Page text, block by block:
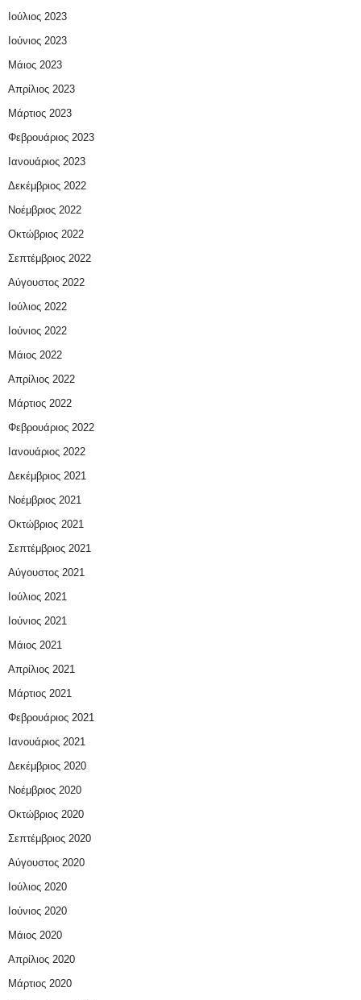
Ιούλιος 2023
Ιούνιος 2023
Μάιος 2023
Απρίλιος 2023
Μάρτιος 2023
Φεβρουάριος 2023
Ιανουάριος 2023
Δεκέμβριος 2022
Νοέμβριος 2022
Οκτώβριος 2022
Σεπτέμβριος 2022
Αύγουστος 2022
Ιούλιος 2022
Ιούνιος 2022
Μάιος 2022
Απρίλιος 2022
Μάρτιος 2022
Φεβρουάριος 2022
Ιανουάριος 2022
Δεκέμβριος 2021
Νοέμβριος 2021
Οκτώβριος 2021
Σεπτέμβριος 2021
Αύγουστος 2021
Ιούλιος 2021
Ιούνιος 2021
Μάιος 2021
Απρίλιος 2021
Μάρτιος 2021
Φεβρουάριος 2021
Ιανουάριος 2021
Δεκέμβριος 2020
Νοέμβριος 2020
Οκτώβριος 2020
Σεπτέμβριος 2020
Αύγουστος 2020
Ιούλιος 2020
Ιούνιος 2020
Μάιος 2020
Απρίλιος 2020
Μάρτιος 2020